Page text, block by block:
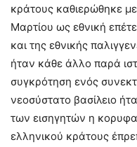
κράτους καθιερώθηκε
Μαρτίου ως εθνική
και της εθνικής
ήταν κάθε άλλο παρά
συγκρότηση ενός
νεοσύστατο βασίλειο
των εισηγητών η
ελληνικού κράτους